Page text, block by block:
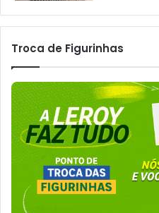
Troca de Figurinhas